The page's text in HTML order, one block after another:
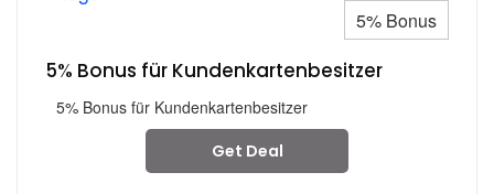
5% Bonus
5% Bonus für Kundenkartenbesitzer
5% Bonus für Kundenkartenbesitzer
Get Deal